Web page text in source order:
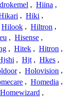
, Hiina ,
, Hiki ,
Hilook , Hiltron ,
, Hisense ,
, Hitek , Hitron ,
, Hjt , Hkes ,
, Holovision ,
, Homedia ,
Homewizard ,